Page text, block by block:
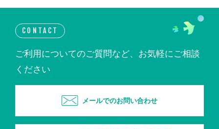
CONTACT
ご利用についてのご質問など、お気軽にご相談
ください
メールでのお問い合わせ